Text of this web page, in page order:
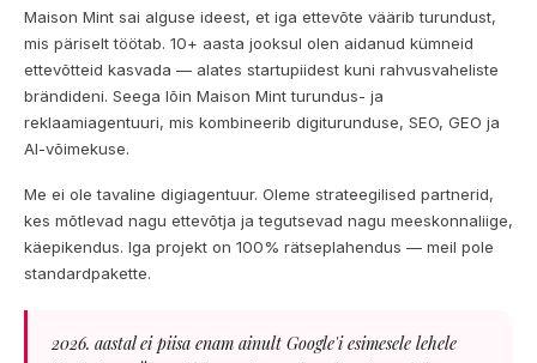
Maison Mint sai alguse ideest, et iga ettevõte väärib turundust,
mis päriselt töötab. 10+ aasta jooksul olen aidanud kümneid
ettevõtteid kasvada — alates startupiidest kuni rahvusvaheliste
brändideni. Seega lõin Maison Mint turundus- ja
reklaamiagentuuri, mis kombineerib digiturunduse, SEO, GEO ja
AI-võimekuse.
Me ei ole tavaline digiagentuur. Oleme strateegilised partnerid,
kes mõtlevad nagu ettevõtja ja tegutsevad nagu meeskonnaliige,
käepikendus. Iga projekt on 100% rätseplahendus — meil pole
standardpakette.
2026. aastal ei piisa enam ainult Google'i esimesele lehele